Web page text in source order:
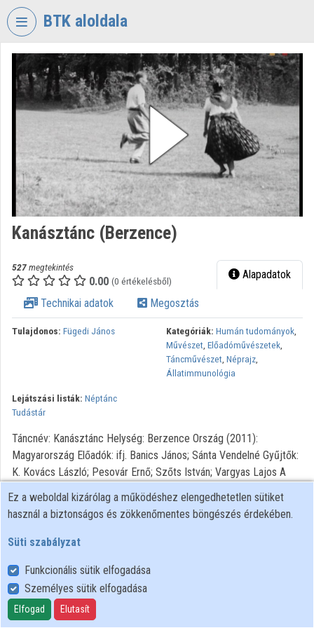
Fejléc kihagyása
BTK aloldala
VIDEOTORIUM
BÖLCSÉSZETTUDOMÁNYI
KUTATÓKÖZPONT
Intézményi kezdőlap
Bejelentkezés
Intézményi felfedezés
Kategóriák
Intézményi listák
Intézmények
Közreműködők
Kanásztánc (Berzence)
527megtekintés
0.00 (0 értékelésből) Alapadatok
Technikai adatok Megosztás
Tulajdonos: Fügedi János Kategóriák: Humán tudományok,
Művészet, Előadóművészetek,
Táncművészet, Néprajz,
Állatimmunológia
Lejátszási listák: Néptánc
Tudástár
Táncnév: Kanásztánc Helység: Berzence Ország (2011):
Magyarország Előadók: ifj. Banics János; Sánta Vendelné Gyűjtők:
K. Kovács László; Pesovár Ernő; Szőts István; Vargyas Lajos A
Zenetudományi Intézet.
Felhasználói szabályzat
Adatkezelési tájékoztató
Süti szabályzat
Ez a weboldal kizárólag a működéshez elengedhetetlen sütiket
használ a biztonságos és zökkenőmentes böngészés érdekében.
Süti szabályzat
Funkcionális sütik elfogadása
Személyes sütik elfogadása
Elfogad Elutasít